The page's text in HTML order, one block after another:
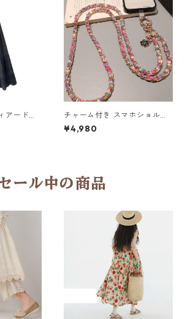
アードロ
260119
チャーム付き スマホショルダ
ーストラップ 5col H 260122
¥4,980
ール中の商品